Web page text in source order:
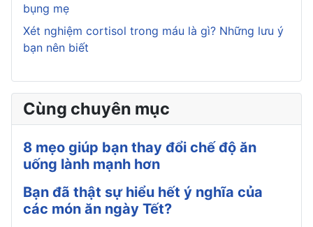
bụng mẹ
Xét nghiệm cortisol trong máu là gì? Những lưu ý
bạn nên biết
Cùng chuyên mục
8 mẹo giúp bạn thay đổi chế độ ăn
uống lành mạnh hơn
Bạn đã thật sự hiểu hết ý nghĩa của
các món ăn ngày Tết?